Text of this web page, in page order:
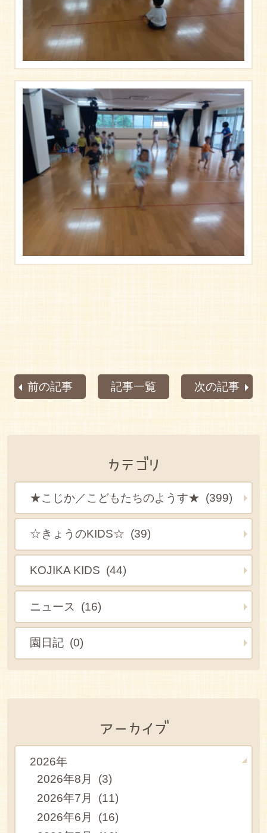
前の記事 記事一覧 次の記事
カテゴリ
★こじか／こどもたちのようす★ (399)
☆きょうのKIDS☆ (39)
KOJIKA KIDS (44)
ニュース (16)
園日記 (0)
アーカイブ
2026年
2026年8月 (3)
2026年7月 (11)
2026年6月 (16)